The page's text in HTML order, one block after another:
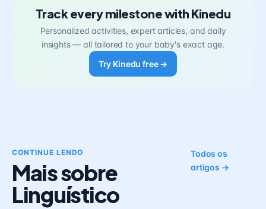
Track every milestone with Kinedu
Personalized activities, expert articles, and daily
insights — all tailored to your baby's exact age.
Try Kinedu free →
CONTINUE LENDO
Mais sobre
Linguístico
Todos os
artigos →